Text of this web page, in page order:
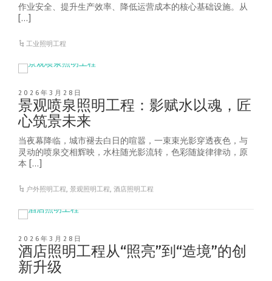
作业安全、提升生产效率、降低运营成本的核心基础设施。从
[…]
工业照明工程
2026年3月28日
景观喷泉照明工程：影赋水以魂，匠
心筑景未来
当夜幕降临，城市褪去白日的喧嚣，一束束光影穿透夜色，与
灵动的喷泉交相辉映，水柱随光影流转，色彩随旋律律动，原
本 […]
户外照明工程,景观照明工程,酒店照明工程
2026年3月28日
酒店照明工程从“照亮”到“造境”的创
新升级